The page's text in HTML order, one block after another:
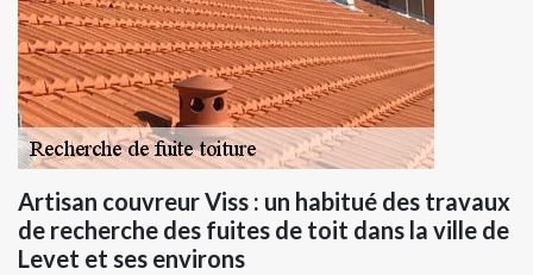
Artisan couvreur Viss : un habitué des travaux
de recherche des fuites de toit dans la ville de
Levet et ses environs